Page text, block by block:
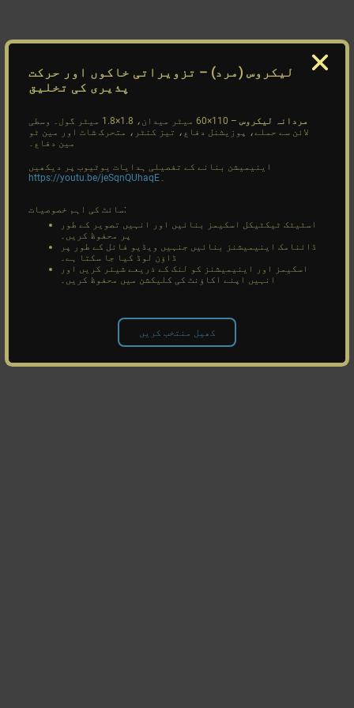
لیکروس (مرد) – تزویراتی خاکوں اور حرکت
پذیری کی تخلیق
مردانہ لیکروس
– 110×60 میٹر میدان، 1.8×1.8 میٹر گول۔ وسطی
لائن سے حملے، پوزیشنل دفاع، تیز کنٹر، متحرک شاٹ اور مین ٹو
مین دفاع۔
اینیمیشن بنانے کے تفصیلی ہدایات یوٹیوب پر دیکھیں
https://youtu.be/jeSqnQUhaqE۔
سائٹ کی اہم خصوصیات:
اسٹیٹک ٹیکٹیکل اسکیمز بنائیں اور انہیں تصویر کے طور
پر محفوظ کریں۔
ڈائنامک اینیمیشنز بنائیں جنہیں ویڈیو فائل کے طور پر
ڈاؤن لوڈ کیا جا سکتا ہے۔
اسکیمز اور اینیمیشنز کو لنک کے ذریعے شیئر کریں اور
انہیں اپنے اکاؤنٹ کی کلیکشن میں محفوظ کریں۔
کھیل منتخب کریں